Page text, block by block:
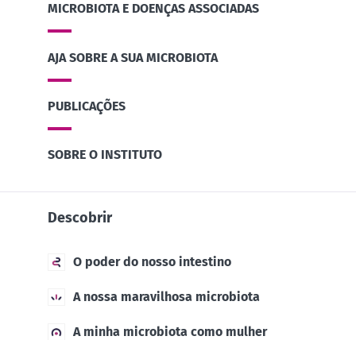
MICROBIOTA E DOENÇAS ASSOCIADAS
AJA SOBRE A SUA MICROBIOTA
PUBLICAÇÕES
SOBRE O INSTITUTO
Descobrir
O poder do nosso intestino
A nossa maravilhosa microbiota
A minha microbiota como mulher